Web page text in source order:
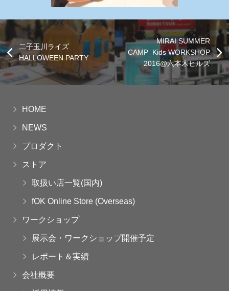
MIRAI SUMMER
CAMP_Kids WORKSHOP
2016@六本木ヒルズ
二子玉川ライズ
HALLOWEEN PARTY
HOME
NEWS
プロダクト
ストア
取扱い店一覧(国内)
fOK Online Store (Overseas)
ワークショップ
展示会・ワークショップ開催予定
レポート＆実績
会社概要